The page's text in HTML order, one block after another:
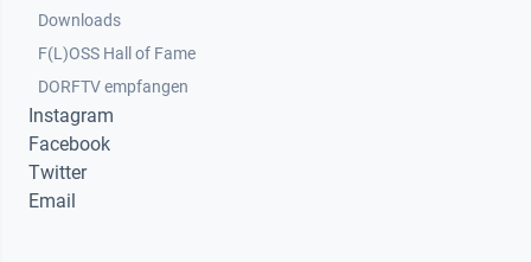
Downloads
F(L)OSS Hall of Fame
Footer 4
DORFTV empfangen
Instagram
Facebook
Twitter
Email